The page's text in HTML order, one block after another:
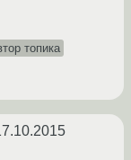
топика